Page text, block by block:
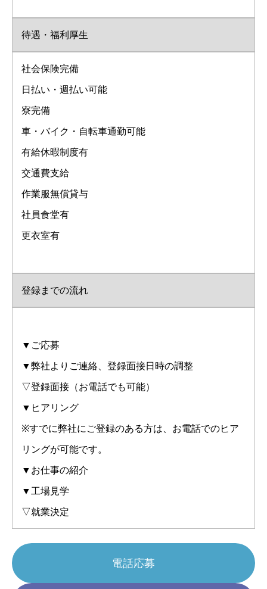
待遇・福利厚生
社会保険完備
日払い・週払い可能
寮完備
車・バイク・自転車通勤可能
有給休暇制度有
交通費支給
作業服無償貸与
社員食堂有
更衣室有
登録までの流れ
▼ご応募
▼弊社よりご連絡、登録面接日時の調整
▽登録面接（お電話でも可能）
▼ヒアリング
※すでに弊社にご登録のある方は、お電話でのヒア
リングが可能です。
▼お仕事の紹介
▼工場見学
▽就業決定
電話応募